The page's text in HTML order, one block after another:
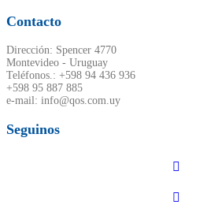
Contacto
Dirección: Spencer 4770
Montevideo - Uruguay
Teléfonos.: +598 94 436 936
+598 95 887 885
e-mail: info@qos.com.uy
Seguinos